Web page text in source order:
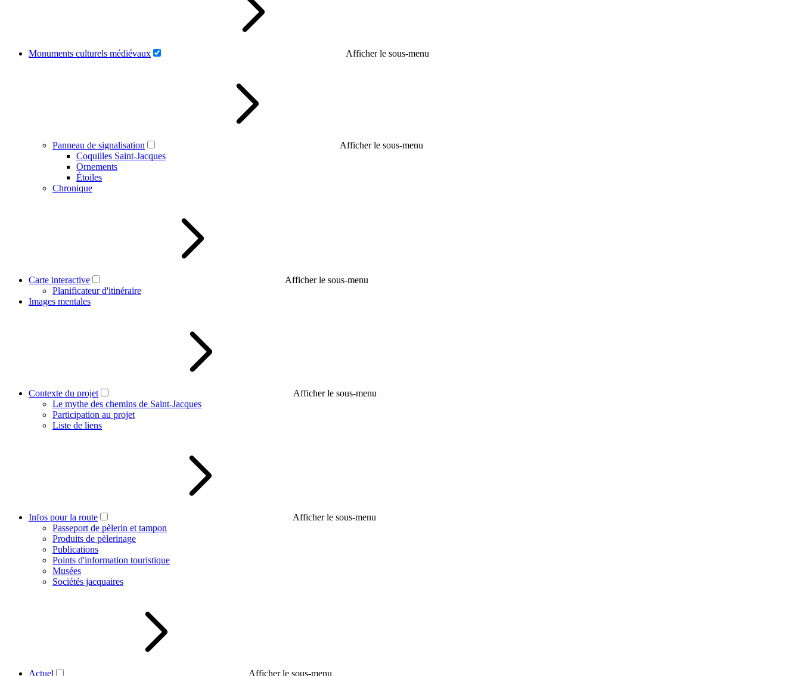
Monuments culturels médiévaux Afficher le sous-menu
Panneau de signalisation
Afficher le sous-menu
Coquilles Saint-Jacques
Ornements
Étoiles
Chronique
Carte interactive
Afficher le sous-menu
Planificateur d'itinéraire
Images mentales
Contexte du projet
Afficher le sous-menu
Le mythe des chemins de Saint-Jacques
Participation au projet
Liste de liens
Infos pour la route
Afficher le sous-menu
Passeport de pèlerin et tampon
Produits de pèlerinage
Publications
Points d'information touristique
Musées
Sociétés jacquaires
Actuel Afficher le sous-menu